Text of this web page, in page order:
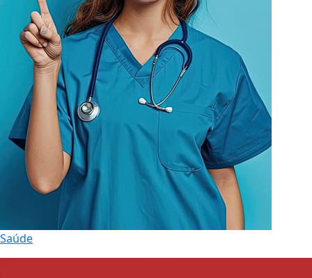
Saúde